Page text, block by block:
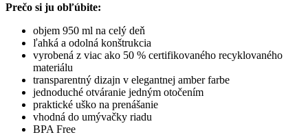
Prečo si ju obľúbite:
objem 950 ml na celý deň
ľahká a odolná konštrukcia
vyrobená z viac ako 50 % certifikovaného recyklovaného
materiálu
transparentný dizajn v elegantnej amber farbe
jednoduché otváranie jedným otočením
praktické uško na prenášanie
vhodná do umývačky riadu
BPA Free